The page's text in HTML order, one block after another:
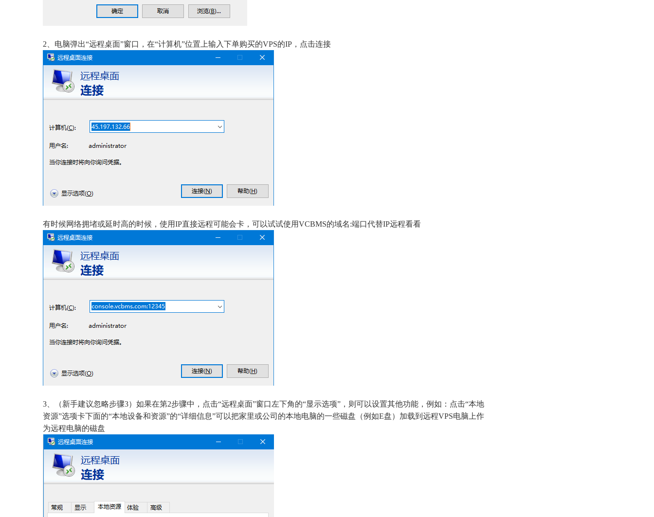
2、电脑弹出“远程桌面”窗口，在“计算机”位置上输入下单购买的VPS的IP，点击连接
有时候网络拥堵或延时高的时候，使用IP直接远程可能会卡，可以试试使用VCBMS的域名:端口代替IP远程看看
3、（新手建议忽略步骤3）如果在第2步骤中，点击“远程桌面”窗口左下角的“显示选项”，则可以设置其他功能，例如：点击“本地
资源”选项卡下面的“本地设备和资源”的“详细信息”可以把家里或公司的本地电脑的一些磁盘（例如E盘）加载到远程VPS电脑上作
为远程电脑的磁盘